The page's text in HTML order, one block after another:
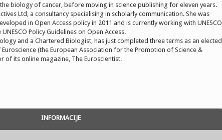
biology of cancer, before moving in science publishing for eleven years.
Ltd, a consultancy specialising in scholarly communication. She was
in Open Access policy in 2011 and is currently working with UNESCO
Policy Guidelines on Open Access.
and a Chartered Biologist, has just completed three terms as an elected
(the European Association for the Promotion of Science &
of its online magazine, The Euroscientist.
INFORMACIJE